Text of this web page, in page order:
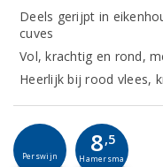
Deels gerijpt in
cuves
Vol, krachtig en rond,
Heerlijk bij rood vlees,
Perswijn 8,5
Hamersma